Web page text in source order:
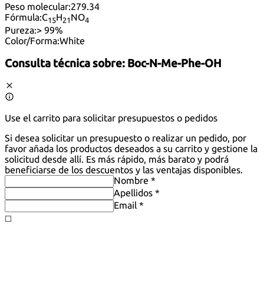
Peso molecular:279.34
Fórmula:C15H21 NO4
Pureza:> 99%
Color/Forma:White
Consulta técnica sobre: Boc-N-Me-Phe-OH
Use el carrito para solicitar presupuestos o pedidos
Si desea solicitar un presupuesto o realizar un pedido, por
favor añada los productos deseados a su carrito y gestione la
solicitud desde allí. Es más rápido, más barato y podrá
beneficiarse de los descuentos y las ventajas disponibles.
Nombre *
Apellidos *
Email *
◻️